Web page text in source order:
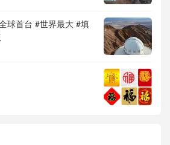
球首台 #世界最大 #填